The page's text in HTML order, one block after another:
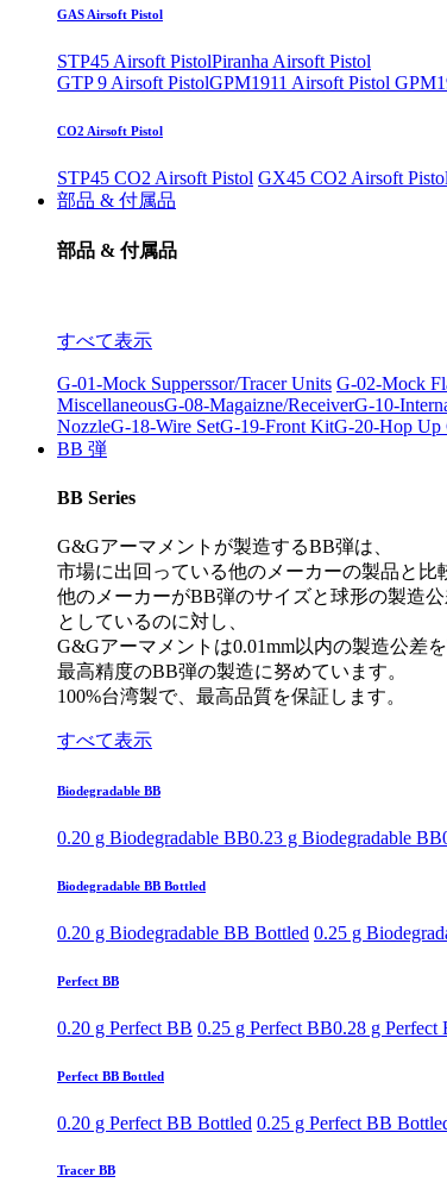
GAS Airsoft Pistol
STP45 Airsoft PistolPiranha Airsoft Pistol
GTP 9 Airsoft PistolGPM1911 Airsoft Pistol
CO2 Airsoft Pistol
STP45 CO2 Airsoft Pistol GX45 CO2 Airsoft Pistol
部品 & 付属品
部品 & 付属品
すべて表示
G-01-Mock Supperssor/Tracer Units G-02-Mock
MiscellaneousG-08-Magaizne/ReceiverG-10-
NozzleG-18-Wire SetG-19-Front KitG-20-Hop Up
BB 弾
BB Series
G&Gアーマメントが製造するBB弾は、
市場に出回っている他のメーカーの製品と比
他のメーカーがBB弾のサイズと球形の製造公
としているのに対し、
G&Gアーマメントは0.01mm以内の製造公差を
最高精度のBB弾の製造に努めています。
100%台湾製で、最高品質を保証します。
すべて表示
Biodegradable BB
0.20 g Biodegradable BB0.23 g Biodegradable BB
Biodegradable BB Bottled
0.20 g Biodegradable BB Bottled 0.25 g
Perfect BB
0.20 g Perfect BB 0.25 g Perfect BB0.28 g Perfect
Perfect BB Bottled
0.20 g Perfect BB Bottled 0.25 g Perfect BB
Tracer BB